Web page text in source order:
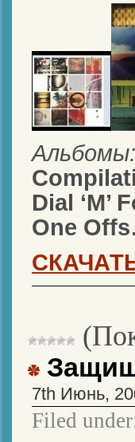
Альбомы:
Dial ‘M’
One
7th Июнь,
Filed